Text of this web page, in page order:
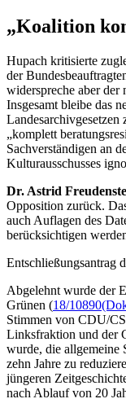
„Koalition
Hupach kritisierte
der
widerspreche aber der
Insgesamt bleibe das
„komplett
Sachverständigen an
Kulturausschusses
Dr. Astrid
Opposition zurück.
auch Auflagen des
berücksichtigen
Entschließungsantrag
Abgelehnt wurde der
Grünen (18/10890
Stimmen von CDU/
Linksfraktion und der
wurde, die allgemeine
zehn Jahre zu
jüngeren
nach Ablauf von 20